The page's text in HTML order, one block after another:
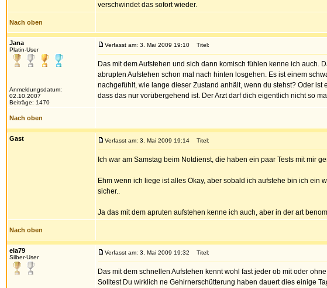
verschwindet das sofort wieder.
Nach oben
Jana
Platin-User
Anmeldungsdatum:
02.10.2007
Beiträge: 1470
Verfasst am: 3. Mai 2009 19:10 Titel:
Das mit dem Aufstehen und sich dann komisch fühlen kenne ich auch.
abrupten Aufstehen schon mal nach hinten losgehen. Es ist einem
nachgefühlt, wie lange dieser Zustand anhält, wenn du stehst? Oder
dass das nur vorübergehend ist. Der Arzt darf dich eigentlich nicht so
Nach oben
Gast Verfasst am: 3. Mai 2009 19:14 Titel:
Ich war am Samstag beim Notdienst, die haben ein paar Tests mit mir
Ehm wenn ich liege ist alles Okay, aber sobald ich aufstehe bin ich
sicher..
Ja das mit dem apruten aufstehen kenne ich auch, aber in der art
Nach oben
ela79
Silber-User
Verfasst am: 3. Mai 2009 19:32 Titel:
Das mit dem schnellen Aufstehen kennt wohl fast jeder ob mit oder
Solltest Du wirklich ne Gehirnerschütterung haben dauert dies einige